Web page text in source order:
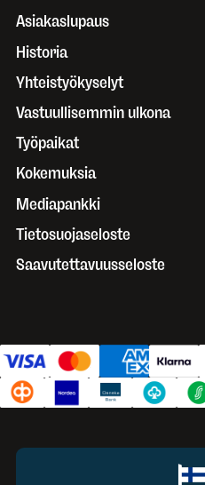
Asiakaslupaus
Historia
Yhteistyökyselyt
Vastuullisemmin ulkona
Työpaikat
Kokemuksia
Mediapankki
Tietosuojaseloste
Saavutettavuusseloste